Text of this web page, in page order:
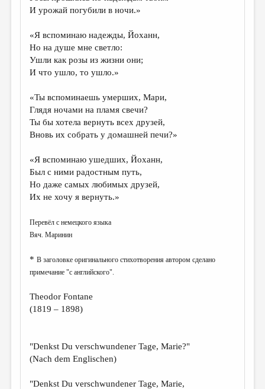
КНИЖНАЯ ПОЛКА
ОБЗОР ЛИТЕРАТУРЫ
СТРАНИЦЫ ПАМЯТИ
ОБЪЯВЛЕНИЯ
РЕДКОЛЛЕГИЯ
МАЛАЯ ПРОЗА
ЭССЕИСТИКА
ЛИТЕРАТУРОВЕДЕНИЕ
КУЛЬТУРОВЕДЕНИЕ
РЕЦЕНЗИРОВАНИЕ
ТРЕДИАКОВСКИЙ
ВКОНТАКТЕ
И урожай погубили в ночи.»
«Я вспоминаю надежды, Йоханн,
Но на душе мне светло:
Ушли как розы из жизни они;
И что ушло, то ушло.»
«Ты вспоминаешь умерших, Мари,
Глядя ночами на пламя свечи?
Ты бы хотела вернуть всех друзей,
Вновь их собрать у домашней печи?»
«Я вспоминаю ушедших, Йоханн,
Был с ними радостным путь,
Но даже самых любимых друзей,
Их не хочу я вернуть.»
Перевёл с немецкого языка
Вяч. Маринин
*В заголовке оригинального стихотворения автором сделано
примечание "с английского".
Theodor Fontane
(1819 – 1898)
"Denkst Du verschwundener Tage, Marie?"
(Nach dem Englischen)
"Denkst Du verschwundener Tage, Marie,